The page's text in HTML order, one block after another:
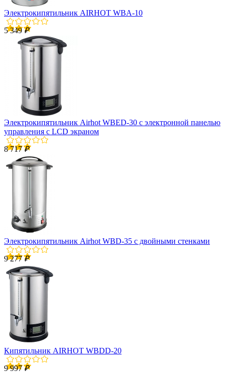
Электрокипятильник AIRHOT WBA-10
5 349₽
Электрокипятильник Airhot WBED-30 с электронной панелью
управления с LCD экраном
8 717₽
Электрокипятильник Airhot WBD-35 с двойными стенками
9 277₽
Кипятильник AIRHOT WBDD-20
9 997₽